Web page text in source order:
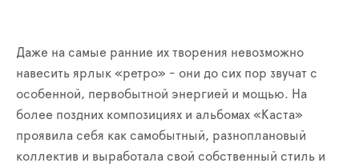
Даже на самые ранние их творения невозможно
навесить ярлык «ретро» - они до сих пор звучат с
особенной, первобытной энергией и мощью. На
более поздних композициях и альбомах «Каста»
проявила себя как самобытный, разноплановый
коллектив и выработала свой собственный стиль и